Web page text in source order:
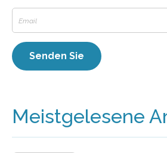
Meistgelesene